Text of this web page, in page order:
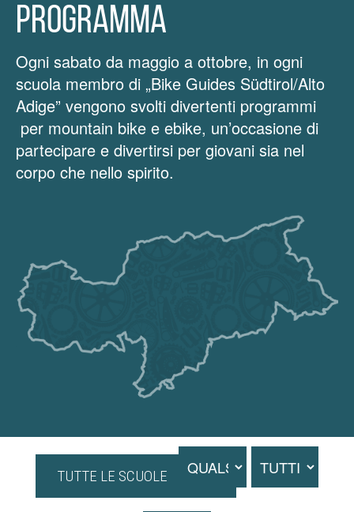
PROGRAMMA
Ogni sabato da maggio a ottobre, in ogni
scuola membro di „Bike Guides Südtirol/Alto
Adige” vengono svolti divertenti programmi
per mountain bike e ebike, un’occasione di
partecipare e divertirsi per giovani sia nel
corpo che nello spirito.
TUTTE LE SCUOLE